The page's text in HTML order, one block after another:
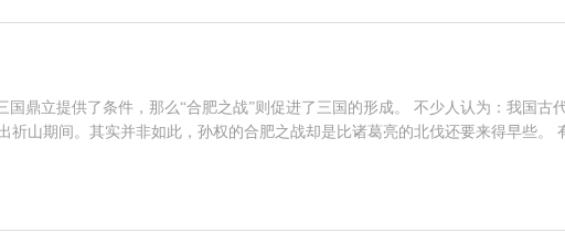
国鼎立提供了条件，那么“合肥之战”则促进了三国的形成。 不少人认为：我国古
祈山期间。其实并非如此，孙权的合肥之战却是比诸葛亮的北伐还要来得早些。